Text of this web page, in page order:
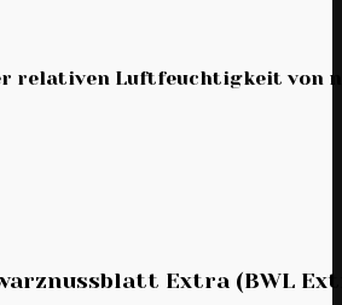
relativen Luftfeuchtigkeit von
Extra (BWL